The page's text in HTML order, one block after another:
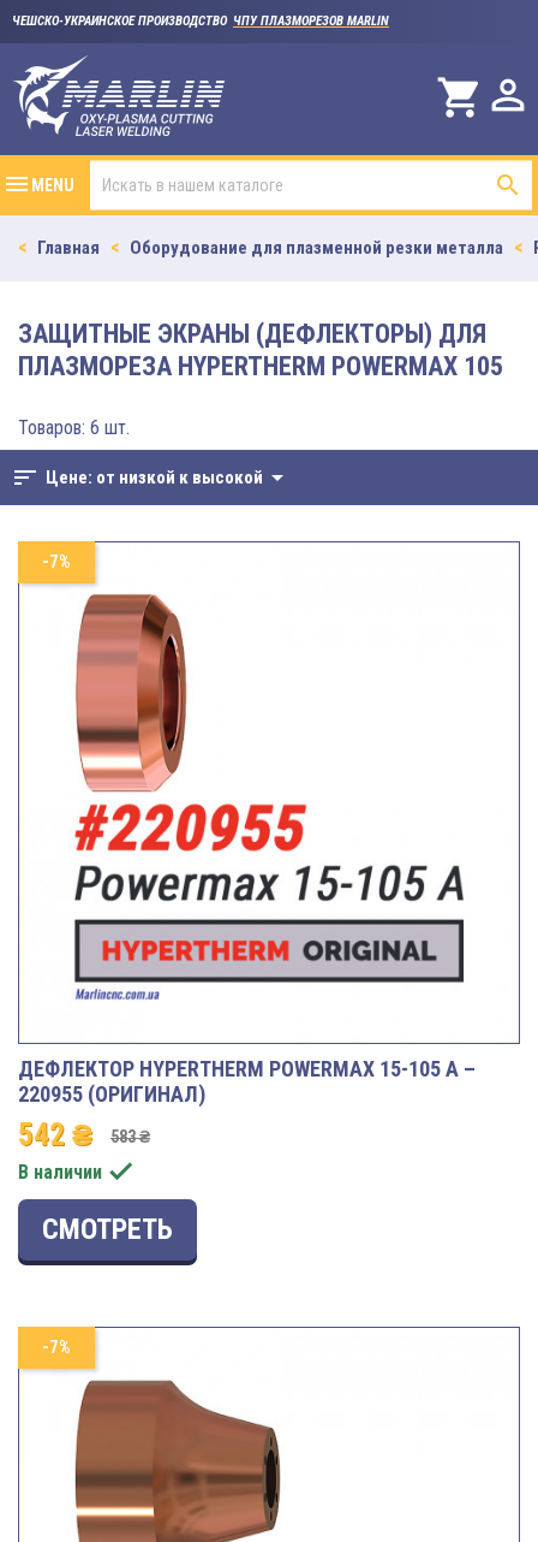
ЧЕШСКО-УКРАИНСКОЕ ПРОИЗВОДСТВО ЧПУ ПЛАЗМОРЕЗОВ MARLIN

shopping_cart
MENU 
Главная Оборудование для плазменной резки металла
ЗАЩИТНЫЕ ЭКРАНЫ (ДЕФЛЕКТОРЫ) ДЛЯ
ПЛАЗМОРЕЗА HYPERTHERM POWERMAX 105
Товаров: 6 шт.
sort Цене: от низкой к высокой 
ДЕФЛЕКТОР HYPERTHERM POWERMAX 15-105 A –
220955 (ОРИГИНАЛ)
542 ₴ 583 ₴
В наличии 
СМОТРЕТЬ
-7%
-7%